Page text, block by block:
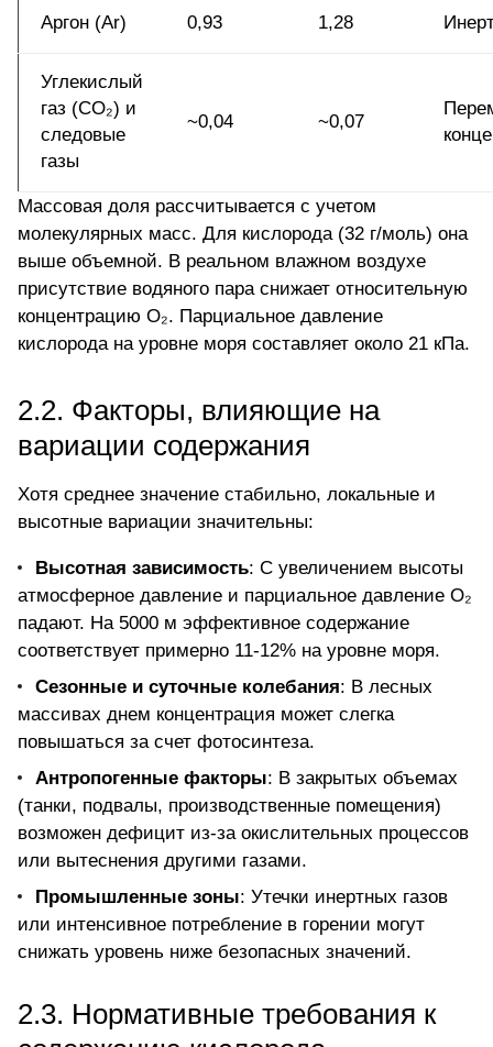
Аргон (Ar) 0,93 1,28
Углекислый
газ (CO₂) и
следовые
газы
~0,04 ~0,07
Массовая доля рассчитывается с учетом
молекулярных масс. Для кислорода (32 г/моль) она
выше объемной. В реальном влажном воздухе
присутствие водяного пара снижает относительную
концентрацию O₂. Парциальное давление
кислорода на уровне моря составляет около 21 кПа.
2.2. Факторы, влияющие на
вариации содержания
Хотя среднее значение стабильно, локальные и
высотные вариации значительны:
Высотная зависимость: С увеличением высоты
атмосферное давление и парциальное давление O₂
падают. На 5000 м эффективное содержание
соответствует примерно 11-12% на уровне моря.
Сезонные и суточные колебания: В лесных
массивах днем концентрация может слегка
повышаться за счет фотосинтеза.
Антропогенные факторы: В закрытых объемах
(танки, подвалы, производственные помещения)
возможен дефицит из-за окислительных процессов
или вытеснения другими газами.
Промышленные зоны: Утечки инертных газов
или интенсивное потребление в горении могут
снижать уровень ниже безопасных значений.
2.3. Нормативные требования к